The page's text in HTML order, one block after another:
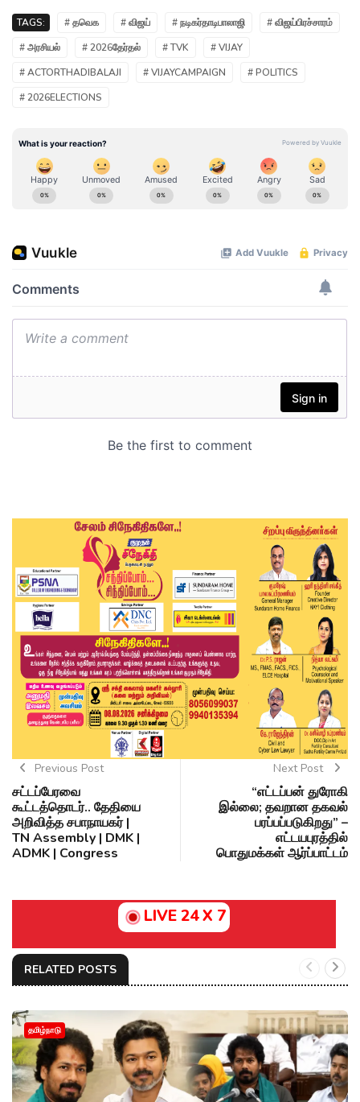
TAGS: # தவெக # விஜய் # நடிகர்தாடிபாலாஜி
# விஜய்பிரச்சாரம்
# அரசியல்
# 2026தேர்தல் # TVK
# VIJAY
# ACTORTHADIBALAJI
# VIJAYCAMPAIGN
# POLITICS
# 2026ELECTIONS
Previous Post
சட்டப்பேரவை
கூட்டத்தொடர்.. தேதியை
அறிவித்த சபாநாயகர் |
TN Assembly | DMK |
ADMK | Congress
Next Post
“எட்டப்பன் துரோகி
இல்லை; தவறான தகவல்
பரப்பப்படுகிறது” –
எட்டயபுரத்தில்
பொதுமக்கள் ஆர்ப்பாட்டம்
LIVE 24 X 7
RELATED POSTS
தமிழ்நாடு